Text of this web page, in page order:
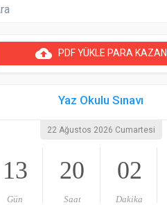
cloud_uploadPDF YÜKLE PARA KAZAN
Yaz Okulu Sınavı
22 Ağustos 2026 Cumartesi
13
Gün
20
Saat
02
Dakika